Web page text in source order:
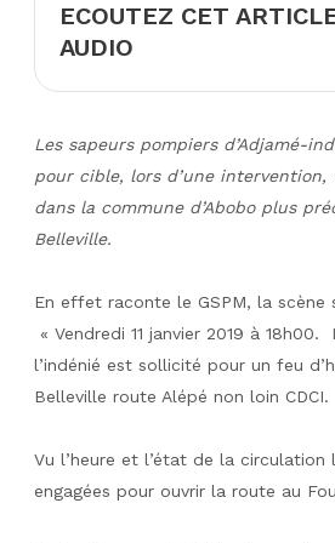
ECOUTEZ CET
AUDIO
Les sapeurs pompiers d’Adjamé-
pour cible, lors d’une intervention,
dans la commune d’Abobo plus
Belleville.
En effet raconte le GSPM, la scène
« Vendredi 11 janvier 2019 à
l’indénié est sollicité pour un feu
Belleville route Alépé non loin CDCI.
Vu l’heure et l’état de la circulation
engagées pour ouvrir la route au